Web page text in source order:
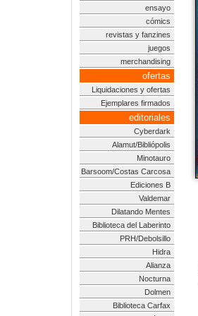
ensayo
cómics
revistas y fanzines
juegos
merchandising
ofertas
Liquidaciones y ofertas
Ejemplares firmados
editoriales
Cyberdark
Alamut/Bibliópolis
Minotauro
Barsoom/Costas Carcosa
Ediciones B
Valdemar
Dilatando Mentes
Biblioteca del Laberinto
PRH/Debolsillo
Hidra
Alianza
Nocturna
Dolmen
Biblioteca Carfax